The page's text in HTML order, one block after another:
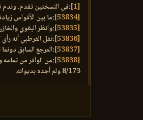
[1] :في النسختين تقدم. وندم
[53834]
:ما بين الأقواس
[53835]
:وانظر البغوي والخازن 6/273 والقرطبي 17/
[53836]
:نقل القرطبي أنه
[53837]
:المرجع السابق
[53838]
8/173 ولم أجده بديوانه.